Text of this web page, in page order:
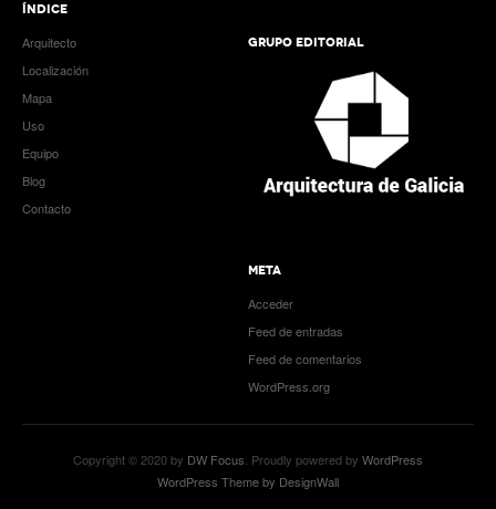
ÍNDICE
Arquitecto
Localización
Mapa
Uso
Equipo
Blog
Contacto
GRUPO EDITORIAL
META
Acceder
Feed de entradas
Feed de comentarios
WordPress.org
Copyright © 2020 by DW Focus . Proudly powered by WordPress
WordPress Theme by DesignWall